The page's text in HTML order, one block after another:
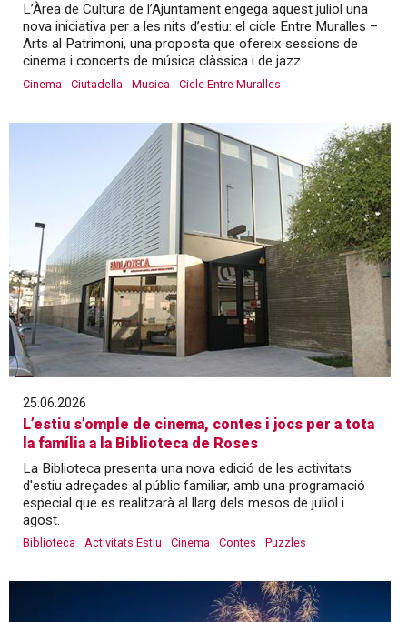
L’Àrea de Cultura de l’Ajuntament engega aquest juliol una
nova iniciativa per a les nits d’estiu: el cicle Entre Muralles –
Arts al Patrimoni, una proposta que ofereix sessions de
cinema i concerts de música clàssica i de jazz
Cinema Ciutadella Musica Cicle Entre Muralles
25.06.2026
L’estiu s’omple de cinema, contes i jocs per a tota
la família a la Biblioteca de Roses
La Biblioteca presenta una nova edició de les activitats
d'estiu adreçades al públic familiar, amb una programació
especial que es realitzarà al llarg dels mesos de juliol i
agost.
Biblioteca Activitats Estiu Cinema Contes Puzzles